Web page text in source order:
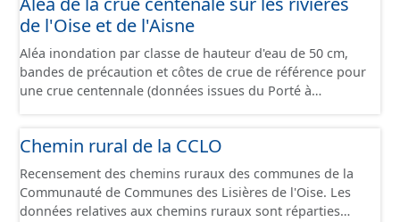
conformément aux prescriptions du standard CNIG Sites
Économiques. Ce lot ne contient pas la référence aux
delà des prescriptions du CNIG se limitant aux SCI.
de l'Oise et de l'Aisne
Aléa inondation par classe de hauteur d'eau de 50 cm,
bandes de précaution et côtes de crue de référence pour
une crue centennale (données issues du Porté à
Chemin rural de la CCLO
Recensement des chemins ruraux des communes de la
Communauté de Communes des Lisières de l'Oise. Les
données relatives aux chemins ruraux sont réparties